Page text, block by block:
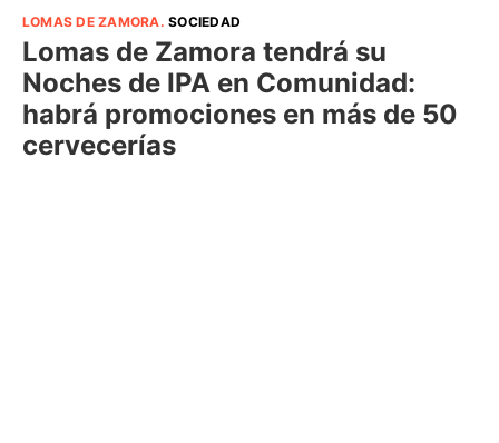
LOMAS DE ZAMORA.SOCIEDAD
Lomas de Zamora tendrá su
Noches de IPA en Comunidad:
habrá promociones en más de 50
cervecerías